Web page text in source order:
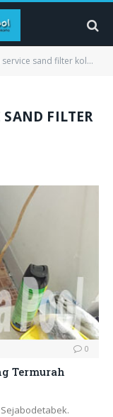
sand filter kolam renang"
SAND FILTER
0
Termurah